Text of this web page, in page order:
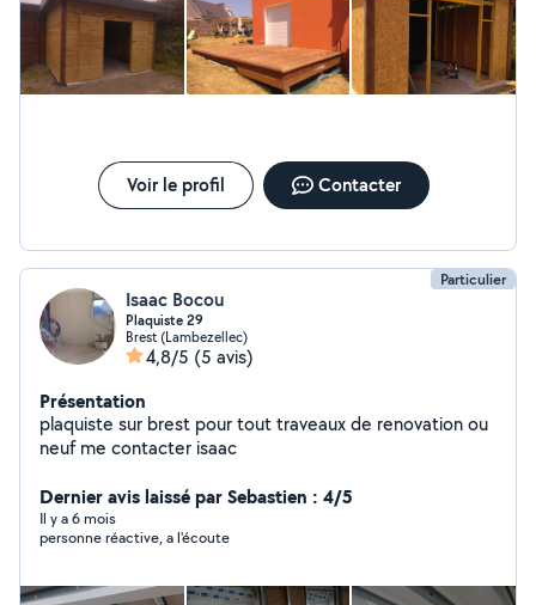
Voir le profil Contacter
Particulier
Isaac Bocou
Plaquiste 29
Brest (Lambezellec)
4,8/5 (5 avis)
Présentation
plaquiste sur brest pour tout traveaux de renovation ou
neuf me contacter isaac
Dernier avis laissé par Sebastien : 4/5
Il y a 6 mois
personne réactive, a l'écoute